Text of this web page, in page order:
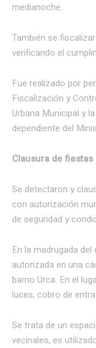
medianoche.
También se
verificando el
Fue realizado por
Fiscalización y
Urbana Municipal y
dependiente del
Clausura de
Se detectaron y
con autorización
de seguridad y
En la madrugada
autorizada en una
barrio Urca. En el
luces, cobro de
Se trata de un
vecinales, es